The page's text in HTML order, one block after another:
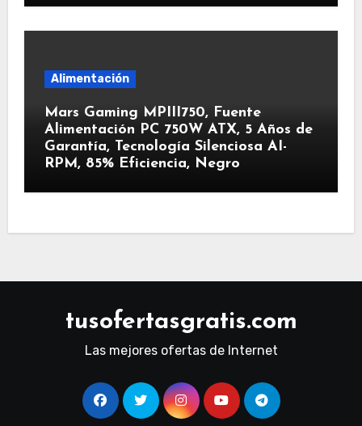
Alimentación
Mars Gaming MPIII750, Fuente
Alimentación PC 750W ATX, 5 Años de
Garantía, Tecnología Silenciosa AI-
RPM, 85% Eficiencia, Negro
tusofertasgratis.com
Las mejores ofertas de Internet